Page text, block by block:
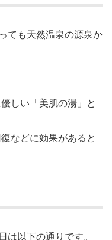
ても天然温泉の源泉か
しい「美肌の湯」と
などに効果があると
以下の通りです。